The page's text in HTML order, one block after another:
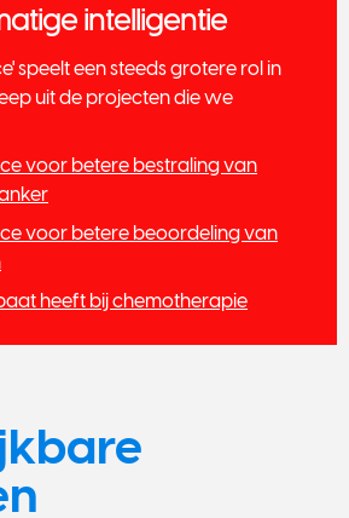
intelligentie
speelt een steeds grotere rol in
uit de projecten die we
voor betere bestraling van
voor betere beoordeling van
heeft bij chemotherapie